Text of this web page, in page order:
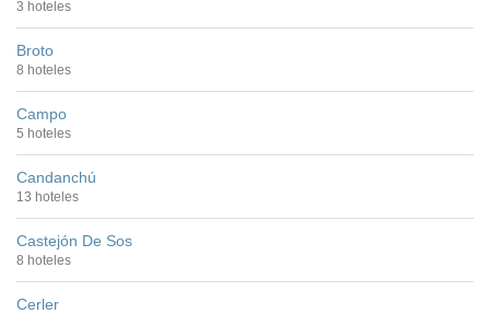
3 hoteles
Broto
8 hoteles
Campo
5 hoteles
Candanchú
13 hoteles
Castejón De Sos
8 hoteles
Cerler